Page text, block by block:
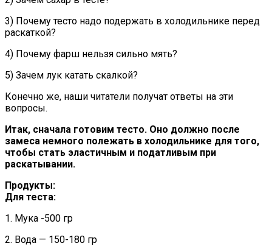
3) Почему тесто надо подержать в холодильнике перед
раскаткой?
4) Почему фарш нельзя сильно мять?
5) Зачем лук катать скалкой?
Конечно же, наши читатели получат ответы на эти
вопросы.
Итак, сначала готовим тесто. Оно должно после
замеса немного полежать в холодильнике для того,
чтобы стать эластичным и податливым при
раскатывании.
Продукты:
Для теста:
1. Мука -500 гр
2. Вода — 150-180 гр